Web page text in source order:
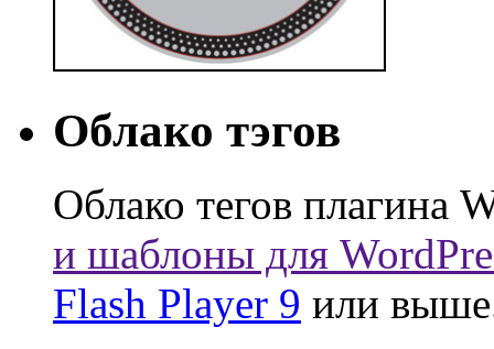
Облако тэгов
Облако тегов плагина
и шаблоны для
Flash Player 9 или